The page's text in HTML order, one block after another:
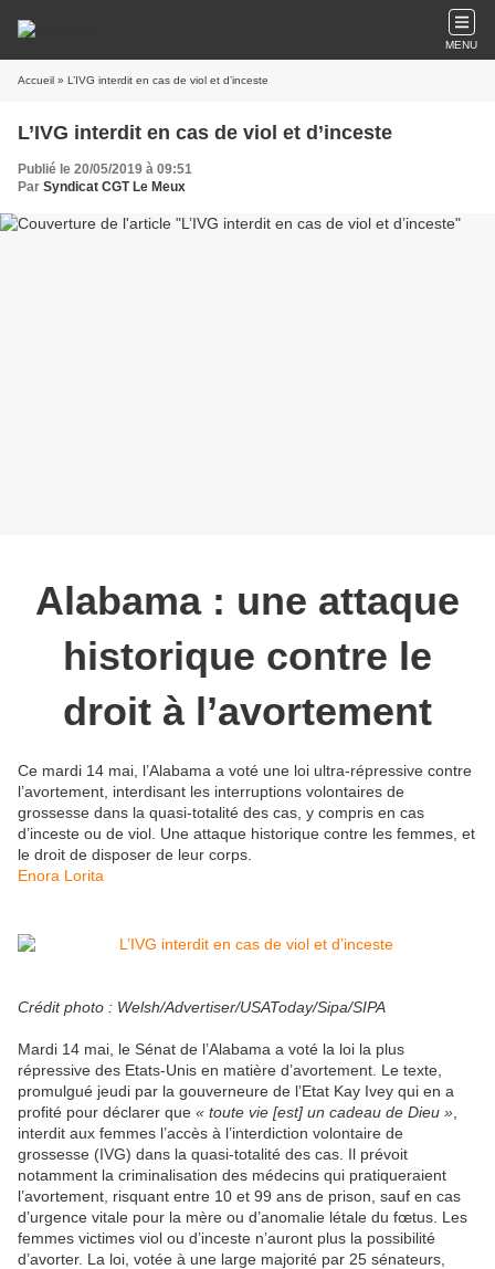
MENU
Accueil » L’IVG interdit en cas de viol et d’inceste
L’IVG interdit en cas de viol et d’inceste
Publié le 20/05/2019 à 09:51
Par Syndicat CGT Le Meux
Alabama : une attaque
historique contre le
droit à l’avortement
Ce mardi 14 mai, l’Alabama a voté une loi ultra-répressive contre
l’avortement, interdisant les interruptions volontaires de
grossesse dans la quasi-totalité des cas, y compris en cas
d’inceste ou de viol. Une attaque historique contre les femmes, et
le droit de disposer de leur corps.
Enora Lorita
Crédit photo : Welsh/Advertiser/USAToday/Sipa/SIPA
Mardi 14 mai, le Sénat de l’Alabama a voté la loi la plus
répressive des Etats-Unis en matière d’avortement. Le texte,
promulgué jeudi par la gouverneure de l’Etat Kay Ivey qui en a
profité pour déclarer que « toute vie [est] un cadeau de Dieu »
interdit aux femmes l’accès à l’interdiction volontaire de
grossesse (IVG) dans la quasi-totalité des cas. Il prévoit
notamment la criminalisation des médecins qui pratiqueraient
l’avortement, risquant entre 10 et 99 ans de prison, sauf en cas
d’urgence vitale pour la mère ou d’anomalie létale du fœtus. Les
femmes victimes viol ou d’inceste n’auront plus la possibilité
d’avorter. La loi, votée à une large majorité par 25 sénateurs,